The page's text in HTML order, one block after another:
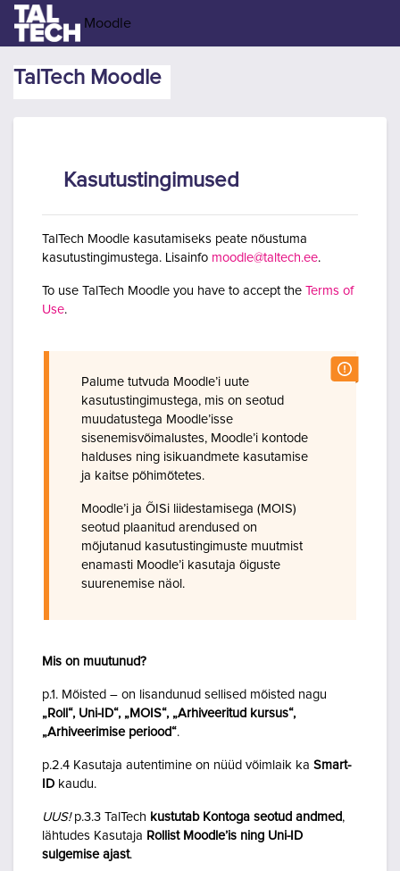
Jäta vahele peasisuni
Moodle
TalTech Moodle
Kasutustingimused
TalTech Moodle kasutamiseks peate nõustuma
kasutustingimustega. Lisainfo moodle@taltech.ee.
To use TalTech Moodle you have to accept the Terms of
Use.
Palume tutvuda Moodle’i uute
kasutustingimustega, mis on seotud
muudatustega Moodle’isse
sisenemisvõimalustes, Moodle’i kontode
halduses ning isikuandmete kasutamise
ja kaitse põhimõtetes.
Moodle’i ja ÕISi liidestamisega (MOIS)
seotud plaanitud arendused on
mõjutanud kasutustingimuste muutmist
enamasti Moodle’i kasutaja õiguste
suurenemise näol.
Mis on muutunud?
p.1. Mõisted – on lisandunud sellised mõisted nagu
„Roll“, Uni-ID“, „MOIS“, „Arhiveeritud kursus“,
„Arhiveerimise periood“.
p.2.4 Kasutaja autentimine on nüüd võimlaik ka Smart-
ID kaudu.
UUS!p.3.3 TalTech kustutab Kontoga seotud andmed,
lähtudes Kasutaja Rollist Moodle’is ning Uni-ID
sulgemise ajast.